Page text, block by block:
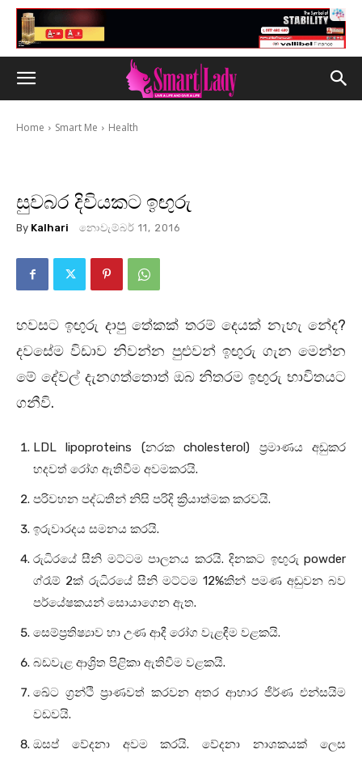
Home Smart Me Health
සුවබර දිවියකට ඉඟුරු
By Kalhari නොවැම්බර් 11, 2016
හවසට ඉඟුරු දාපු තේකක් තරම් දෙයක් නැහැ නේද?
දවසේම විඩාව නිවන්න පුළුවන් ඉඟුරු ගැන මෙන්න
මේ දේවල් දැනගත්තොත් ඔබ නිතරම ඉඟුරු භාවිතයට
ගනීවි.
LDL lipoproteins (නරක cholesterol) ප්‍රමාණය අඩුකර
හදවත් රෝග ඇතිවීම අවමකරයි.
පරිවහන පද්ධතීන් නිසි පරිදි ක්‍රියාත්මක කරවයි.
ඉරුවාරදය සමනය කරයි.
රුධිරයේ සීනි මට්ටම පාලනය කරයි. දිනකට ඉඟුරු powder
ග්රෑම් 2ක් රුධිරයේ සීනි මට්ටම 12%කින් පමණ අඩුවන බව
පර්යේෂකයන් සොයාගෙන ඇත.
සෙම්ප්‍රතිෂ්‍යාව හා උණ ආදී රෝග වැළඳීම වළකයි.
බඩවැළ ආශ්‍රිත පිළිකා ඇතිවීම වළකයි.
ඛේට ග්‍රන්ථි ප්‍රාණවත් කරවන අතර ආහාර ජීර්ණ එන්සයිම
වඩවයි.
ඔසප් වේදනා අවම කරයි. වේදනා නාශකයක් ලෙස